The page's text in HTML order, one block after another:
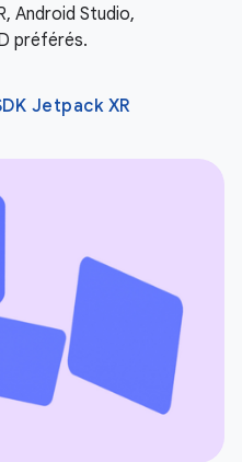
Android Studio,
préférés.
Jetpack XR